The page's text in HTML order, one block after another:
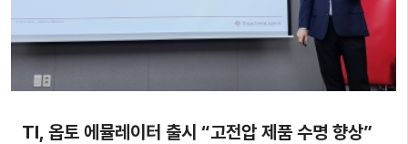
TI, 옵토 에뮬레이터 출시 “고전압 제품 수명 향상”